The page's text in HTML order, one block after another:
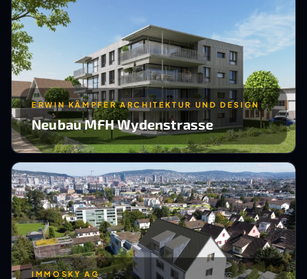
ERWIN KÄMPFER ARCHITEKTUR UND DESIGN
Neubau MFH Wydenstrasse
IMMOSKY AG